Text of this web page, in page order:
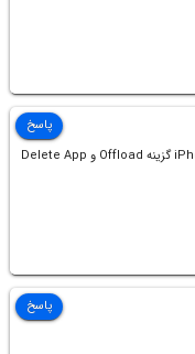
چرا تو قسمت iPhone Storage گزینه Offload و Delete App
پاسخ
پاسخ